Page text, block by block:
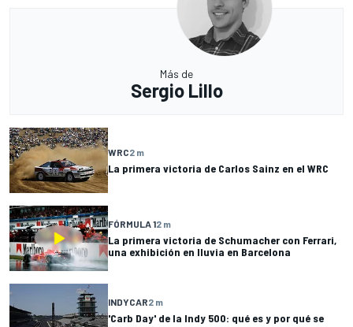
Más de
Sergio Lillo
WRC2 m
La primera victoria de Carlos Sainz en el WRC
FÓRMULA 12 m
La primera victoria de Schumacher con Ferrari,
una exhibición en lluvia en Barcelona
INDYCAR2 m
'Carb Day' de la Indy 500: qué es y por qué se